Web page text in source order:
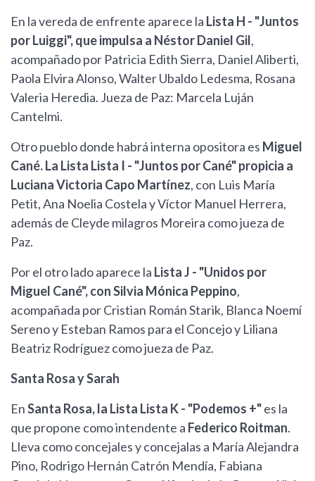
En la vereda de enfrente aparece la Lista H - "Juntos
por Luiggi", que impulsa a Néstor Daniel Gil,
acompañado por Patricia Edith Sierra, Daniel Aliberti,
Paola Elvira Alonso, Walter Ubaldo Ledesma, Rosana
Valeria Heredia. Jueza de Paz: Marcela Luján
Cantelmi.
Otro pueblo donde habrá interna opositora es Miguel
Cané. La Lista Lista I - "Juntos por Cané" propicia a
Luciana Victoria Capo Martínez, con Luis María
Petit, Ana Noelia Costela y Víctor Manuel Herrera,
además de Cleyde milagros Moreira como jueza de
Paz.
Por el otro lado aparece la Lista J - "Unidos por
Miguel Cané", con Silvia Mónica Peppino,
acompañada por Cristian Román Starik, Blanca Noemí
Sereno y Esteban Ramos para el Concejo y Liliana
Beatriz Rodríguez como jueza de Paz.
Santa Rosa y Sarah
EnSanta Rosa, la Lista Lista K - "Podemos +"es la
que propone como intendente a Federico Roitman.
Lleva como concejales y concejalas a María Alejandra
Pino, Rodrigo Hernán Catrón Mendía, Fabiana